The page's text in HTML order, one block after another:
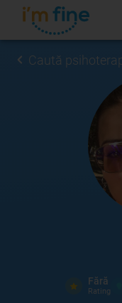
Caută
Fără
Rating